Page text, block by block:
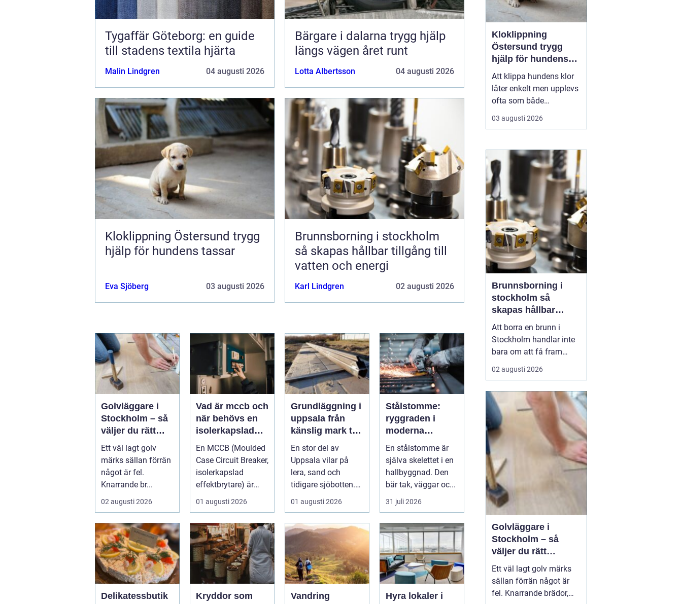
Tygaffär Göteborg: en guide
till stadens textila hjärta
Malin Lindgren 04 augusti 2026
Bärgare i dalarna trygg hjälp
längs vägen året runt
Lotta Albertsson 04 augusti 2026
Kloklippning Östersund trygg
hjälp för hundens tassar
Eva Sjöberg 03 augusti 2026
Brunnsborning i stockholm
så skapas hållbar tillgång till
vatten och energi
Karl Lindgren 02 augusti 2026
Golvläggare i
Stockholm – så
väljer du rätt
hantverkare för
hållbara golv
Ett väl lagt golv
märks sällan förrän
något är fel.
Knarrande br...
02 augusti 2026
Vad är mccb och
när behövs en
isolerkapslad
effektbrytare?
En MCCB (Moulded
Case Circuit Breaker,
isolerkapslad
effektbrytare) är
hjärtat i många
moderna elför...
01 augusti 2026
Grundläggning i
uppsala från
känslig mark till
stabila
konstruktioner
En stor del av
Uppsala vilar på
lera, sand och
tidigare sjöbotten.
Marken upplevs
kanske som stabil
...
01 augusti 2026
Stålstomme:
ryggraden i
moderna
hallbyggnader
En stålstomme är
själva skelettet i en
hallbyggnad. Den
bär tak, väggar oc...
31 juli 2026
Delikatessbutik
Kryddor som
Vandring
Hyra lokaler i
Kloklippning
Östersund trygg
hjälp för hundens
tassar
Att klippa hundens klor
låter enkelt men upplevs
ofta som både
stressande och svårt.
Många hundägare i
uppgiften, av rädsla för
att klippa i pulpan eller
göra hunden illa.
Samtidigt påverkar för
långa klor hundens
kropp, rörels...
03 augusti 2026
Brunnsborning i
stockholm så
skapas hållbar
tillgång till vatten
och energi
Att borra en brunn i
Stockholm handlar inte
bara om att få fram
vatten eller värme. Det är
också ett långsiktigt
ekonomi, komfort och
miljö under många år. I
en växande
storstadsregion med
begränsad yta,
varierande berggrund
och h...
02 augusti 2026
Golvläggare i
Stockholm – så
väljer du rätt
hantverkare för
hållbara golv
Ett väl lagt golv märks
sällan förrän något är
fel. Knarrande brädor,